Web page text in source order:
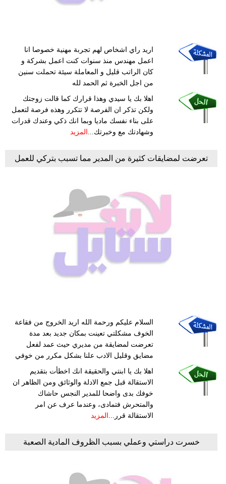
اريد راي اشخاص لهم تجربة مهنية خصوصا انا
اعمل مهندس منذ سنوات كنت اعمل بشركة و
كان الراتب قليل و المعاملة سيئة تحملت سنين
من اجل الخبرة ثم الحمد لله
اهلا بك يا سيدي وهذا قرارك كما قالت زوجتك
ولكن تذكر ان الفرصة لا تتكرر وهذه فرصة لتعمل
على بناء نفسك ماديا وبما انك ذكي وعندك قدرات
وشهادتك مع وخبرتك...
المزيد
تعرضت لمضايقات كثيرة من المدير مما تسبب بتركي للعمل
السلام عليكم ورحمة الله اريد الخروج من فقاعة
الخوف مشكلتي تعينت بمكان جديد بعد مدة
تعرضت لمضايقة من مديري حيث عمد لفعل
مضايق وقليل الادب علنا بشكل مكرر من خوفي
اهلا بك يا ابنتي والحقيقة انك اخطأت بتقديم
الاستقالة قبل جمع الادلة والوثائق ومن الظاهر ان
خوفك بدى واضحا للمدير النجس حاشاك
والمتحرش فتمادى، وعندما عرف عن امر
الاستقالة قرر... المزيد
خسرت دراستي وعملي بسبب الظروف المادية الصعبة